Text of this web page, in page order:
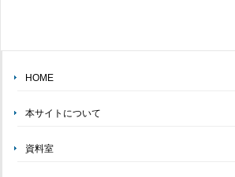
HOME
本サイトについて
資料室